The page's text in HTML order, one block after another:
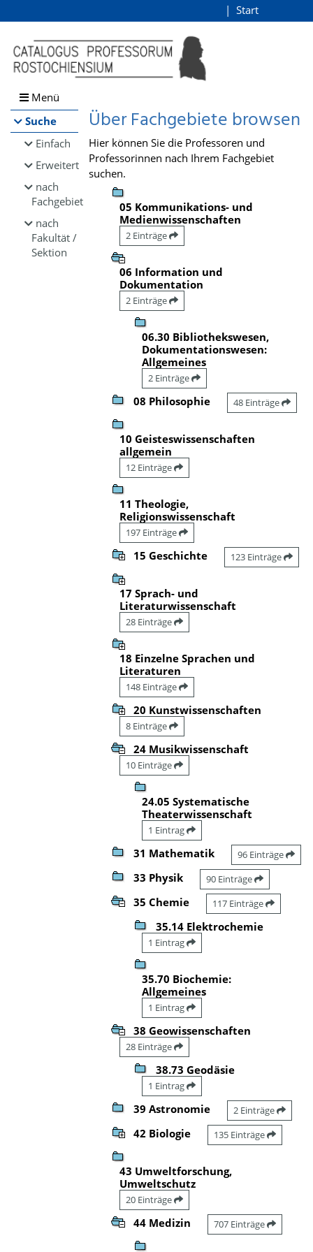
Browsen
direkt zum Inhalt
Start
Menü
Suche
Einfach
Erweitert
nach
Fachgebiet
nach
Fakultät /
Sektion
Über Fachgebiete browsen
Hier können Sie die Professoren und
Professorinnen nach Ihrem Fachgebiet
suchen.
05 Kommunikations- und
Medienwissenschaften
2 Einträge
06 Information und
Dokumentation
2 Einträge
06.30 Bibliothekswesen,
Dokumentationswesen:
Allgemeines
2 Einträge
08 Philosophie 48 Einträge
10 Geisteswissenschaften
allgemein
12 Einträge
11 Theologie,
Religionswissenschaft
197 Einträge
15 Geschichte 123 Einträge
17 Sprach- und
Literaturwissenschaft
28 Einträge
18 Einzelne Sprachen und
Literaturen
148 Einträge
20 Kunstwissenschaften
8 Einträge
24 Musikwissenschaft
10 Einträge
24.05 Systematische
Theaterwissenschaft
1 Eintrag
31 Mathematik 96 Einträge
33 Physik 90 Einträge
35 Chemie 117 Einträge
35.14 Elektrochemie
1 Eintrag
35.70 Biochemie:
Allgemeines
1 Eintrag
38 Geowissenschaften
28 Einträge
38.73 Geodäsie
1 Eintrag
39 Astronomie 2 Einträge
42 Biologie 135 Einträge
43 Umweltforschung,
Umweltschutz
20 Einträge
44 Medizin 707 Einträge